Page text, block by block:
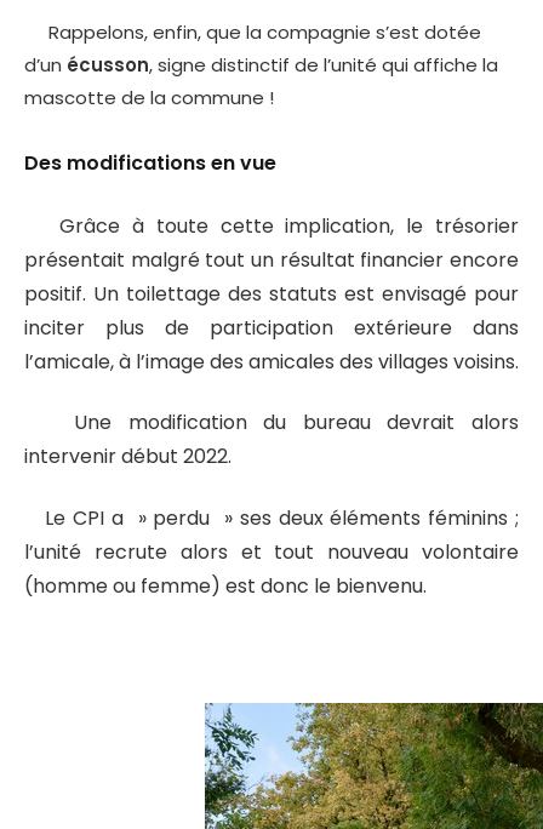
Rappelons, enfin, que la compagnie s’est dotée
d’un écusson, signe distinctif de l’unité qui affiche la
mascotte de la commune !
Des modifications en vue
Grâce à toute cette implication, le trésorier
présentait malgré tout un résultat financier encore
positif. Un toilettage des statuts est envisagé pour
inciter plus de participation extérieure dans
l’amicale, à l’image des amicales des villages voisins.
Une modification du bureau devrait alors
intervenir début 2022.
Le CPI a » perdu » ses deux éléments féminins ;
l’unité recrute alors et tout nouveau volontaire
(homme ou femme) est donc le bienvenu.